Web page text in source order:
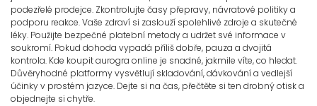
podezřelé prodejce. Zkontrolujte časy přepravy, návratové politiky a
podporu reakce. Vaše zdraví si zaslouží spolehlivé zdroje a skutečné
léky. Použijte bezpečné platební metody a udržet své informace v
soukromí. Pokud dohoda vypadá příliš dobře, pauza a dvojitá
kontrola. Kde koupit aurogra online je snadné, jakmile víte, co hledat.
Důvěryhodné platformy vysvětlují skladování, dávkování a vedlejší
účinky v prostém jazyce. Dejte si na čas, přečtěte si ten drobný otisk a
objednejte si chytře.